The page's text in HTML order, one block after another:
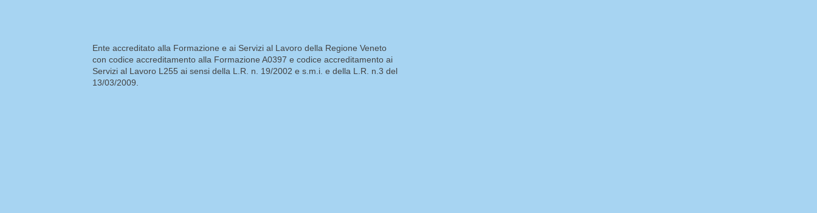
Ente accreditato alla Formazione e ai Servizi al Lavoro della Regione Veneto
con codice accreditamento alla Formazione A0397 e codice accreditamento ai
Servizi al Lavoro L255 ai sensi della L.R. n. 19/2002 e s.m.i. e della L.R. n.3 del
13/03/2009.